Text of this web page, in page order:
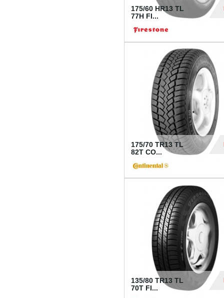
175/60 HR13 TL
77H FI...
175/70 TR13 TL
82T CO...
135/80 TR13 TL
70T FI...